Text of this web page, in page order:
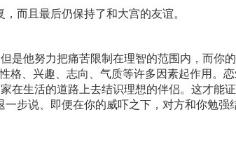
而且最后仍保持了和大宫的友谊。
是他努力把痛苦限制在理智的范围内，而你
格、兴趣、志向、气质等许多因素起作用。
在生活的道路上去结识理想的伴侣。这才能
步说、即便在你的威吓之下，对方和你勉强